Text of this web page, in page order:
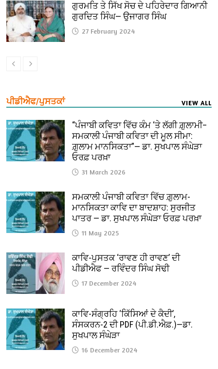
ਗੁਰਮਤਿ ਤੇ ਸਿੱਖ ਸੋਚ ਦੇ ਪਹਿਰੇਦਾਰ ਗਿਆਨੀ
ਗੁਰਦਿਤ ਸਿੰਘ— ਉਜਾਗਰ ਸਿੰਘ
27 February 2024
ਪੀਡੀਐਫ/ਪੁਸਤਕਾਂ VIEW ALL
“ਪੰਜਾਬੀ ਕਵਿਤਾ ਵਿੱਚ ਕੰਮ ‘ਤੇ ਲੱਗੀ ਗ਼ੁਲਾਮੀ–
ਸਮਕਾਲੀ ਪੰਜਾਬੀ ਕਵਿਤਾ ਦੀ ਮੂਲ ਸੀਮਾ:
ਗ਼ੁਲਾਮ ਮਾਨਸਿਕਤਾ”— ਡਾ. ਸੁਖਪਾਲ ਸੰਘੇੜਾ
ਓਰਫ਼ ਪਰਖ਼ਾ
31 March 2026
ਸਮਕਾਲੀ ਪੰਜਾਬੀ ਕਵਿਤਾ ਵਿੱਚ ਗ਼ੁਲਾਮ-
ਮਾਨਸਿਕਤਾ ਕਾਵਿ ਦਾ ਬਾਦਸ਼ਾਹ: ਸੁਰਜੀਤ
ਪਾਤਰ — ਡਾ. ਸੁਖਪਾਲ ਸੰਘੇੜਾ ਓਰਫ਼ ਪਰਖ਼ਾ
11 May 2025
ਕਾਵਿ-ਪੁਸਤਕ ‘ਰਾਵਣ ਹੀ ਰਾਵਣ’ ਦੀ
ਪੀਡੀਐਫ — ਰਵਿੰਦਰ ਸਿੰਘ ਸੋਢੀ
17 December 2024
ਕਾਵਿ-ਸੰਗ੍ਰਹਿ ‘ਕਿੱਸਿਆਂ ਦੇ ਕੈਦੀ’,
ਸੰਸਕਰਨ-2 ਦੀ PDF (ਪੀ.ਡੀ.ਐਫ਼.)—ਡਾ.
ਸੁਖਪਾਲ ਸੰਘੇੜਾ
16 December 2024